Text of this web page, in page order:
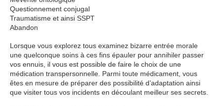
Questionnement conjugal
Traumatisme et ainsi SSPT
Abandon
Lorsque vous explorez tous examinez bizarre entrée morale
une quelconque soins à ces fins épauler pour annihiler passer
vos ennuis, il vous est possible de faire le choix de une
médication transpersonnelle. Parmi toute médicament, vous
êtes en mesure de préparer des possibilité d’adaptation ainsi
que visiter tous vos incidents en découlant meilleur ses secrets.